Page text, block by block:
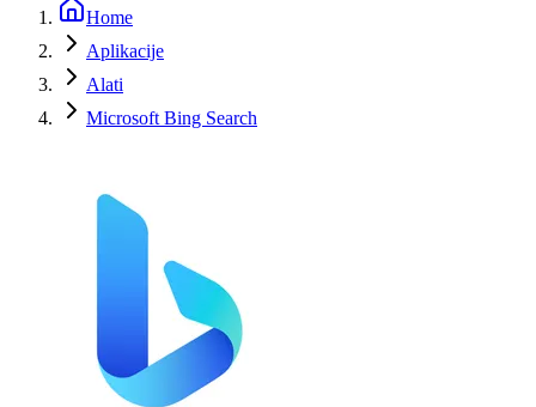
Home
Aplikacije
Alati
Microsoft Bing Search